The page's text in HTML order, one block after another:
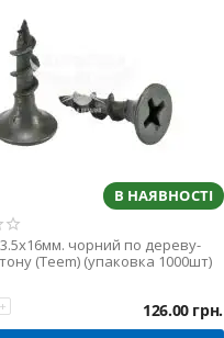
В НАЯВНОСТІ
чорний по дереву-
(Teem) (упаковка 1000шт)
+ 126.00 грн.